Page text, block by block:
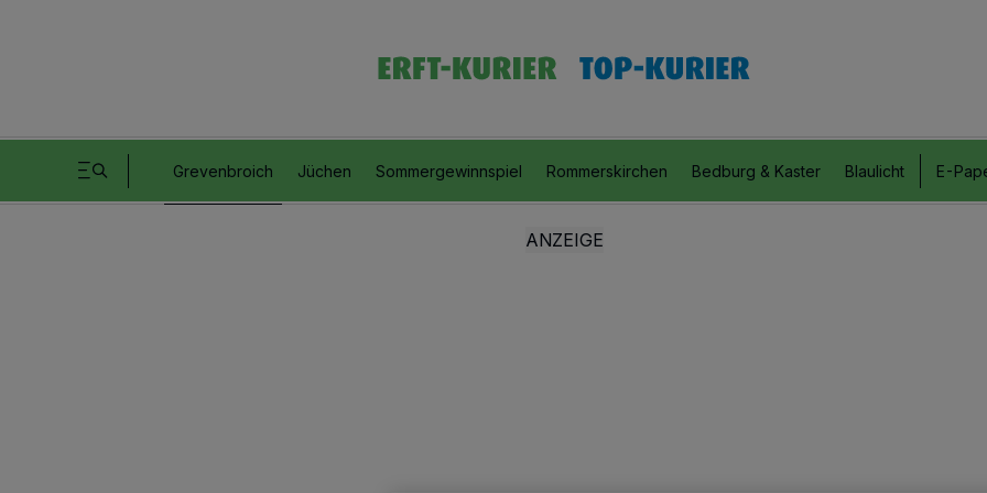
Grevenbroich Jüchen Sommergewinnspiel Rommerskirchen Bedburg & Kaster Blaulicht E-